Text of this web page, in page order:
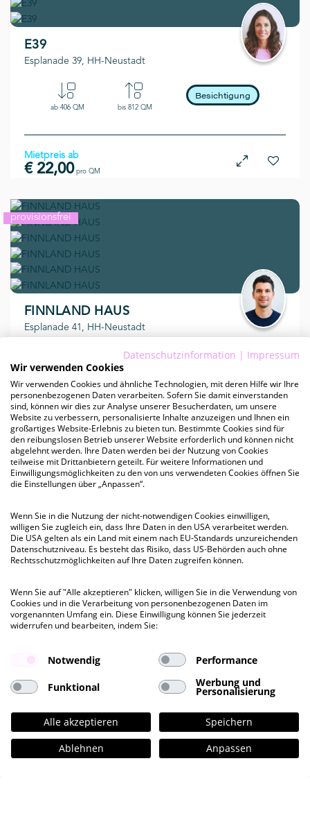
E39
Esplanade 39, HH-Neustadt
ab 406 QM bis 812 QM
Besichtigung
Mietpreis ab
€ 22,00 pro QM
provisionsfrei
kurzfristig
FINNLAND HAUS
Esplanade 41, HH-Neustadt
Besichtigung
Mietpreis ab
€ 35,00 pro QM
kurzfristig
Colonnaden 51, HH-Neustadt
Mietpreis ab
provisionsfrei
Datenschutzinformation | Impressum
Wir verwenden Cookies
Wir verwenden Cookies und ähnliche Technologien, mit deren Hilfe wir Ihre
personenbezogenen Daten verarbeiten. Sofern Sie damit einverstanden
sind, können wir dies zur Analyse unserer Besucherdaten, um unsere
Website zu verbessern, personalisierte Inhalte anzuzeigen und Ihnen ein
großartiges Website-Erlebnis zu bieten tun. Bestimmte Cookies sind für
den reibungslosen Betrieb unserer Website erforderlich und können nicht
abgelehnt werden. Ihre Daten werden bei der Nutzung von Cookies
teilweise mit Drittanbietern geteilt. Für weitere Informationen und
Einwilligungsmöglichkeiten zu den von uns verwendeten Cookies öffnen Sie
die Einstellungen über „Anpassen“.
Wenn Sie in die Nutzung der nicht-notwendigen Cookies einwilligen,
willigen Sie zugleich ein, dass Ihre Daten in den USA verarbeitet werden.
Die USA gelten als ein Land mit einem nach EU-Standards unzureichenden
Datenschutzniveau. Es besteht das Risiko, dass US-Behörden auch ohne
Rechtsschutzmöglichkeiten auf Ihre Daten zugreifen können.
Wenn Sie auf "Alle akzeptieren" klicken, willigen Sie in die Verwendung von
Cookies und in die Verarbeitung von personenbezogenen Daten im
vorgenannten Umfang ein. Diese Einwilligung können Sie jederzeit
widerrufen und bearbeiten, indem Sie:
Notwendig Performance
Funktional Werbung und
Personalisierung
Alle akzeptieren
Speichern
Ablehnen
Anpassen